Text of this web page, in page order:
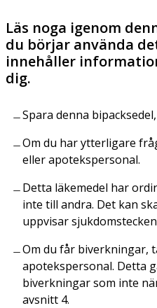
Läs noga igenom
du börjar använda
innehåller
dig.
Spara denna
Om du har ytterligare
eller apotekspersonal.
Detta läkemedel har
inte till andra. Det kan
uppvisar
Om du får biverkningar,
apotekspersonal. Detta
biverkningar som inte
avsnitt 4.